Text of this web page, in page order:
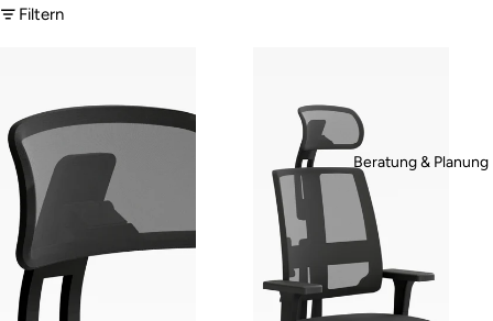
Beratung & Planung
Filtern